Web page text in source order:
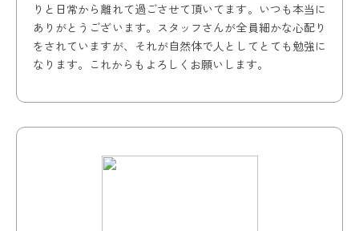
りと日常から離れて過ごさせて頂いてます。いつも本当に
ありがとうございます。スタッフさんが全員細かな心配り
をされていますが、それが自然体で人としてとても勉強に
なります。これからもよろしくお願いします。